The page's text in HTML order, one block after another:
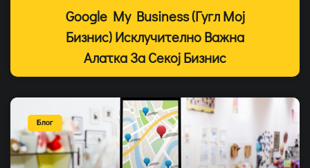
Google My Business (Гугл Мој
Бизнис) Исклучително Важна
Алатка За Секој Бизнис
Блог